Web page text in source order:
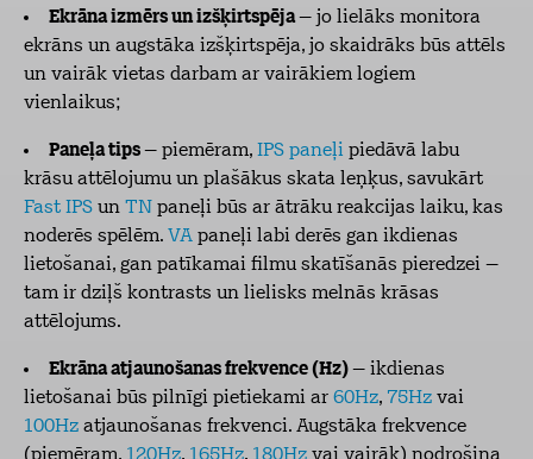
Ekrāna izmērs un izšķirtspēja– jo lielāks monitora
ekrāns un augstāka izšķirtspēja, jo skaidrāks būs attēls
un vairāk vietas darbam ar vairākiem logiem
vienlaikus;
Paneļa tips– piemēram, IPS paneļi piedāvā labu
krāsu attēlojumu un plašākus skata leņķus, savukārt
Fast IPS un TN paneļi būs ar ātrāku reakcijas laiku, kas
noderēs spēlēm. VA paneļi labi derēs gan ikdienas
lietošanai, gan patīkamai filmu skatīšanās pieredzei –
tam ir dziļš kontrasts un lielisks melnās krāsas
attēlojums.
Ekrāna atjaunošanas frekvence (Hz)– ikdienas
lietošanai būs pilnīgi pietiekami ar 60Hz, 75Hz vai
100Hz atjaunošanas frekvenci. Augstāka frekvence
(piemēram, 120Hz, 165Hz, 180Hz vai vairāk) nodrošina